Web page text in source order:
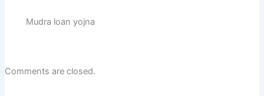
Mudra loan yojna
Comments are closed.